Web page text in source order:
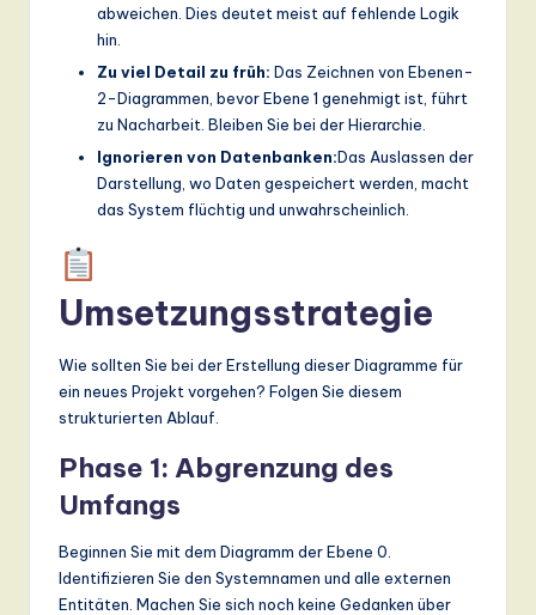
abweichen. Dies deutet meist auf fehlende Logik
hin.
Zu viel Detail zu früh: Das Zeichnen von Ebenen-
2-Diagrammen, bevor Ebene 1 genehmigt ist, führt
zu Nacharbeit. Bleiben Sie bei der Hierarchie.
Ignorieren von Datenbanken:Das Auslassen der
Darstellung, wo Daten gespeichert werden, macht
das System flüchtig und unwahr­scheinlich.
Umsetzungsstrategie
Wie sollten Sie bei der Erstellung dieser Diagramme für
ein neues Projekt vorgehen? Folgen Sie diesem
strukturierten Ablauf.
Phase 1: Abgrenzung des
Umfangs
Beginnen Sie mit dem Diagramm der Ebene 0.
Identifizieren Sie den Systemnamen und alle externen
Entitäten. Machen Sie sich noch keine Gedanken über